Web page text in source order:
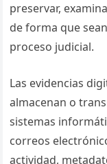
preservar,
de forma que
proceso judicial.
Las evidencias
almacenan o
sistemas
correos
actividad,